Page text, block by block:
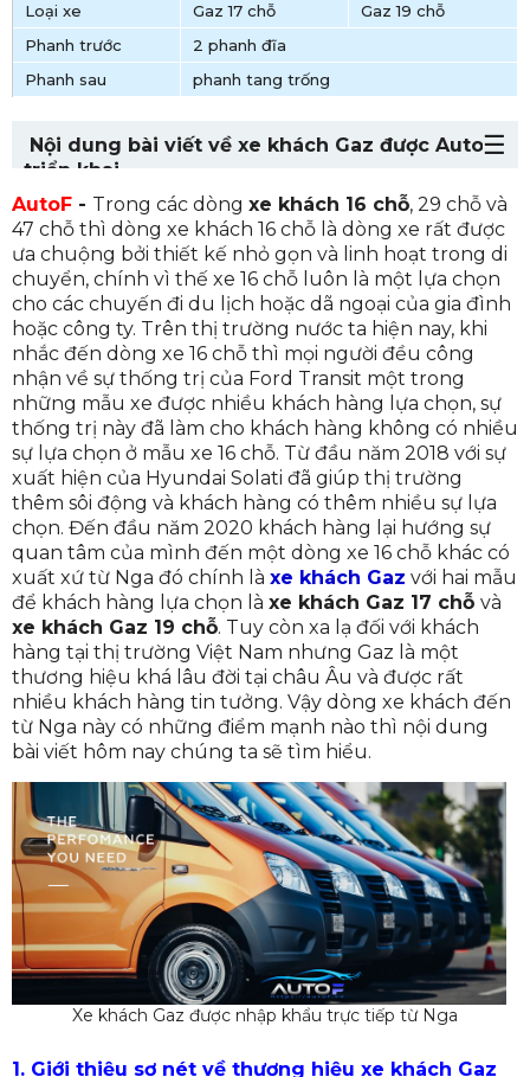
Loại xe Gaz 17 chỗ
Gaz 19 chỗ
Phanh trước
2 phanh đĩa
Phanh sau
phanh tang trống
Nội dung bài viết về xe khách Gaz được AutoF
triển khai
1. Giới thiệu sơ nét về thương hiệu xe khách
Gaz
2. Xe khách Gaz 17 chỗ một sự lựa chọn hoàn
hảo
2.1 Thiết kế ngoại thất xe khách Gaz 17
chỗ
2.2 Thiết kế nội thất xe khách Gaz 17 chỗ
2.2.1 Điểm nhấn chính trong
khoang lái xe khách Gaz 17 chỗ
2.2.2 Điểm nhấn trong thiết kế
khoang chứa hành khách xe khách
Gaz 17 chỗ
2.3 Xe khách Gaz 17 chỗ được trang bị hệ
thống động cơ gì?
2.4 Những điểm nhấn trong thiết kế an
toàn của xe khách Gaz 17 chỗ là gì?
3. Xe khách Gaz 19 chỗ một lựa chọn cho các
tuyến xe bus
3.1 Thiết kế ngoại thất xe khách Gaz 19
chỗ
3.2 Thông số động cơ của xe khách Gaz
19 chỗ
4. Giá xe khách Gaz hiện nay là bao nhiêu?
5. Những điểm mạnh giúp xe khách Gaz có
thể cạnh trạnh tại thị trường Việt Nam
6. Chế độ bảo hành của xe khách Gaz 17 chỗ
và 19 chỗ
AutoF lên ghế U - Universe
AutoF - Trong các dòng xe khách 16 chỗ, 29 chỗ và
47 chỗ thì dòng xe khách 16 chỗ là dòng xe rất được
ưa chuộng bởi thiết kế nhỏ gọn và linh hoạt trong di
chuyển, chính vì thế xe 16 chỗ luôn là một lựa chọn
cho các chuyến đi du lịch hoặc dã ngoại của gia đình
hoặc công ty. Trên thị trường nước ta hiện nay, khi
nhắc đến dòng xe 16 chỗ thì mọi người đều công
nhận về sự thống trị của Ford Transit một trong
những mẫu xe được nhiều khách hàng lựa chọn, sự
thống trị này đã làm cho khách hàng không có nhiều
sự lựa chọn ở mẫu xe 16 chỗ. Từ đầu năm 2018 với sự
xuất hiện của Hyundai Solati đã giúp thị trường
thêm sôi động và khách hàng có thêm nhiều sự lựa
chọn. Đến đầu năm 2020 khách hàng lại hướng sự
quan tâm của mình đến một dòng xe 16 chỗ khác có
xuất xứ từ Nga đó chính là xe khách Gaz với hai mẫu
để khách hàng lựa chọn là xe khách Gaz 17 chỗ và
xe khách Gaz 19 chỗ. Tuy còn xa lạ đối với khách
hàng tại thị trường Việt Nam nhưng Gaz là một
thương hiệu khá lâu đời tại châu Âu và được rất
nhiều khách hàng tin tưởng. Vậy dòng xe khách đến
từ Nga này có những điểm mạnh nào thì nội dung
bài viết hôm nay chúng ta sẽ tìm hiểu.
Xe khách Gaz được nhập khẩu trực tiếp từ Nga
1. Giới thiệu sơ nét về thương hiệu xe khách Gaz